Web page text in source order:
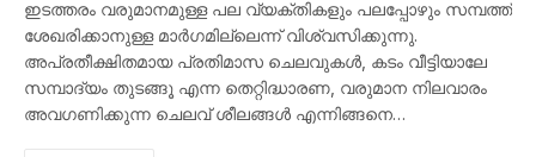
മോചനം നേടുക.
ഇടത്തരം വരുമാനമുള്ള പല വ്യക്തികളും പലപ്പോഴും സമ്പത്ത്
ശേഖരിക്കാനുള്ള മാർഗമില്ലെന്ന് വിശ്വസിക്കുന്നു.
അപ്രതീക്ഷിതമായ പ്രതിമാസ ചെലവുകൾ, കടം വീട്ടിയാലേ
സമ്പാദ്യം തുടങ്ങൂ എന്ന തെറ്റിദ്ധാരണ, വരുമാന നിലവാരം
അവഗണിക്കുന്ന ചെലവ് ശീലങ്ങൾ എന്നിങ്ങനെ…